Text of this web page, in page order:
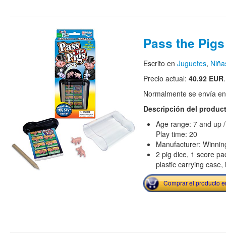
Pass the Pigs
Escrito en Juguetes,
Precio actual: 40.92 EUR.
Normalmente se envía
Descripción del
Age range: 7 and up
Play time: 20
Manufacturer:
2 pig dice, 1 score
plastic carrying case,
Comprar el producto